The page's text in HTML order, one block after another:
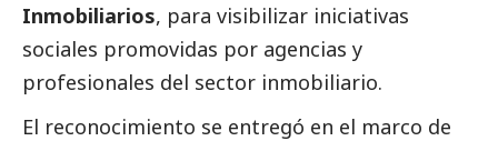
Inmobiliarios, para visibilizar iniciativas
sociales promovidas por agencias y
profesionales del sector inmobiliario.
El reconocimiento se entregó en el marco de